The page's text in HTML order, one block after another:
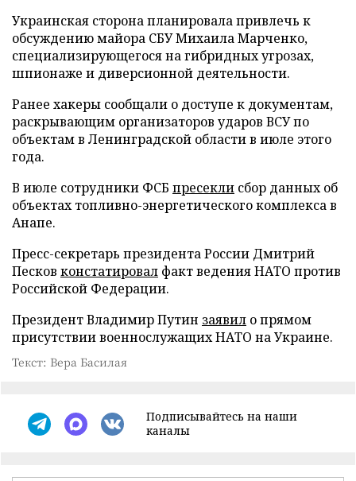
Украинская сторона планировала привлечь к
обсуждению майора СБУ Михаила Марченко,
специализирующегося на гибридных угрозах,
шпионаже и диверсионной деятельности.
Ранее хакеры сообщали о доступе к документам,
раскрывающим организаторов ударов ВСУ по
объектам в Ленинградской области в июле этого
года.
В июле сотрудники ФСБ пресекли сбор данных об
объектах топливно-энергетического комплекса в
Анапе.
Пресс-секретарь президента России Дмитрий
Песков констатировал факт ведения НАТО против
Российской Федерации.
Президент Владимир Путин заявил о прямом
присутствии военнослужащих НАТО на Украине.
Текст: Вера Басилая
Подписывайтесь на наши
каналы